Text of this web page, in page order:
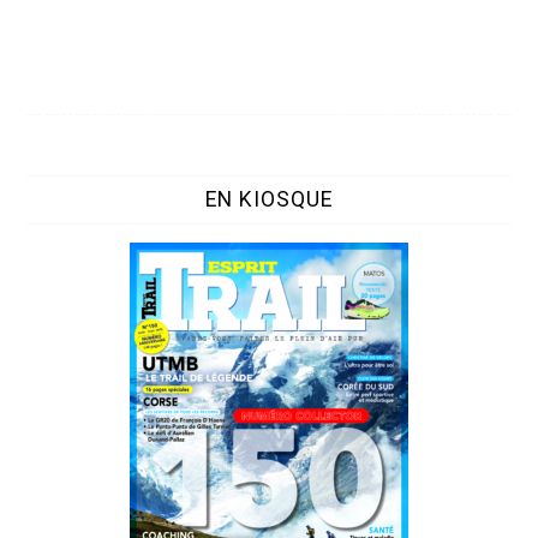
EN KIOSQUE